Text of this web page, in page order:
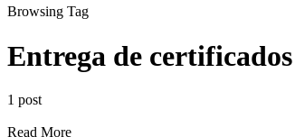
Browsing Tag
Entrega de
1 post
Read More